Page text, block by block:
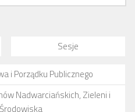
Sesje
i Porządku Publicznego
Nadwarciańskich, Zieleni i